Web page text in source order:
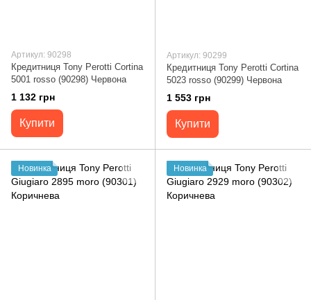
Артикул: 90298
Кредитниця Tony Perotti Cortina
5001 rosso (90298) Червона
1 132 грн
Купити
Артикул: 90299
Кредитниця Tony Perotti Cortina
5023 rosso (90299) Червона
1 553 грн
Купити
Новинка Новинка